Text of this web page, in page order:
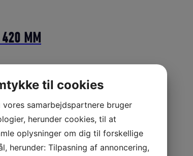
420 MM
370 MM
til cookies
vores samarbejdspartnere bruger
herunder cookies, til at
oplysninger om dig til forskellige
herunder: Tilpasning af annoncering,